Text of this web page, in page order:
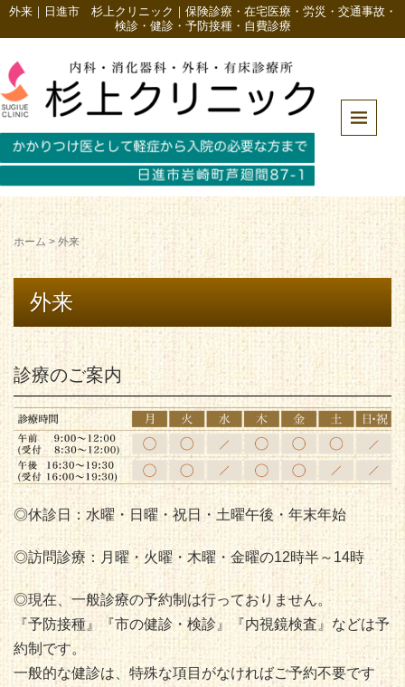
外来｜日進市 杉上クリニック｜保険診療・在宅医療・労災・交通事故・
検診・健診・予防接種・自費診療
ホーム > 外来
外来
診療のご案内
◎休診日：水曜・日曜・祝日・土曜午後・年末年始
◎訪問診療：月曜・火曜・木曜・金曜の12時半～14時
◎現在、一般診療の予約制は行っておりません。
『予防接種』『市の健診・検診』『内視鏡検査』などは予
約制です。
一般的な健診は、特殊な項目がなければご予約不要です